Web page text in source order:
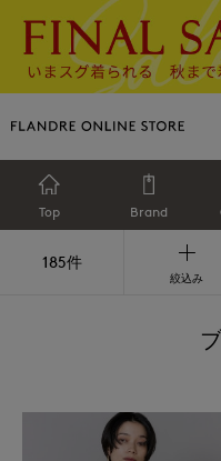
Top Brand
185件
絞込み